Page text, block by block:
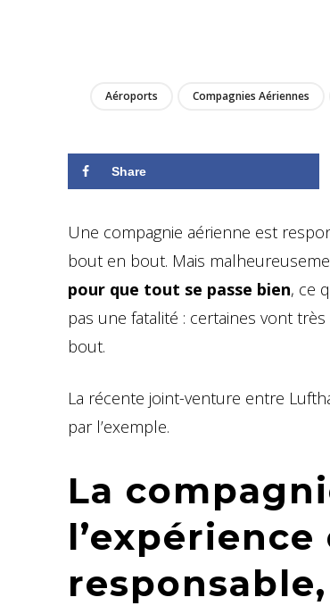
Aéroports Compagnies Aériennes
Share
Une compagnie aérienne est
bout en bout. Mais
pour que tout se passe bien, ce
pas une fatalité : certaines vont
bout.
La récente joint-venture entre
par l’exemple.
La